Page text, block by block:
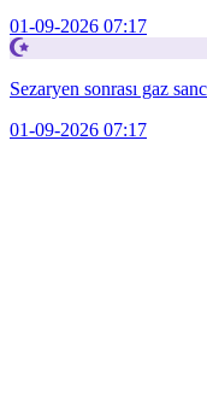
01-09-2026 07:17
Sezaryen sonrası gaz
01-09-2026 07:17